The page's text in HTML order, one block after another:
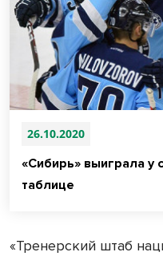
26.10.2020
«Сибирь» выиграла у
таблице
«Тренерский штаб